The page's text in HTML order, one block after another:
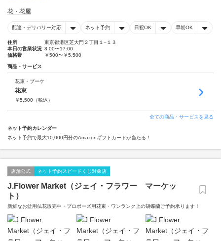
花・花屋
配達・デリバリー対応 ネット予約 日祝OK 早朝OK
住所
東京都港区芝大門２丁目１−１３
本日の営業状況 8:00〜17:00
価格帯
￥500〜￥5,500
商品・サービス
花束・ブーケ
花束
￥5,500 （税込）
全ての商品・サービスを見る
ネット予約カレンダー
ネット予約で最大10,000円分のAmazonギフトカードが当たる！
店舗公式 ネット予約スピードくじ対象店
J.Flower Market（ジェイ・フラワー マーケッ
ト）
新鮮なお盆用仏花販売中・プロポーズ用花束・ワンランク上の胡蝶蘭ご予約承ります！